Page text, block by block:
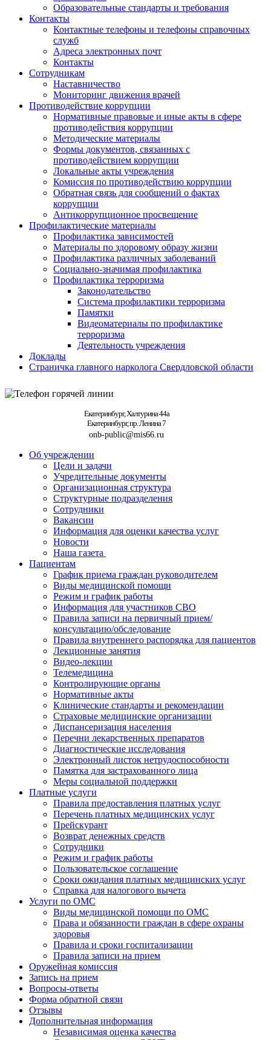
Образовательные стандарты и требования
Контакты
Контактные телефоны и телефоны справочных
служб
Адреса электронных почт
Контакты
Сотрудникам
Наставничество
Мониторинг движения врачей
Противодействие коррупции
Нормативные правовые и иные акты в сфере
противодействия коррупции
Методические материалы
Формы документов, связанных с
противодействием коррупции
Локальные акты учреждения
Комиссия по противодействию коррупции
Обратная связь для сообщений о фактах
коррупции
Антикоррупционное просвещение
Профилактические материалы
Профилактика зависимостей
Материалы по здоровому образу жизни
Профилактика различных заболеваний
Социально-значимая профилактика
Профилактика терроризма
Законодательство
Система профилактики терроризма
Памятки
Видеоматериалы по профилактике
терроризма
Деятельность учреждения
Доклады
Страничка главного нарколога Свердловской области
Екатеринбург, Халтурина 44а
Екатеринбург, пр. Ленина 7
onb-public@mis66.ru
Об учреждении
Цели и задачи
Учредительные документы
Организационная структура
Структурные подразделения
Сотрудники
Вакансии
Информация для оценки качества услуг
Новости
​​Наша газета
Пациентам
График приема граждан руководителем
Виды медицинской помощи
Режим и график работы
Информация для участников СВО
Правила записи на первичный прием/
консультацию/обследование
Правила внутреннего распорядка для пациентов
Лекционные занятия
Видео-лекции
Телемедицина
Контролирующие органы
Нормативные акты
Клинические стандарты и рекомендации
Страховые медицинские организации
Диспансеризация населения
Перечни лекарственных препаратов
Диагностические исследования
Электронный листок нетрудоспособности
Памятка для застрахованного лица
Меры социальной поддержки
Платные услуги
Правила предоставления платных услуг
Перечень платных медицинских услуг
Прейскурант
Возврат денежных средств
Сотрудники
Режим и график работы
Пользовательское соглашение
Сроки ожидания платных медицинских услуг
Справка для налогового вычета
Услуги по ОМС
Виды медицинской помощи по ОМС
Права и обязанности граждан в сфере охраны
здоровья
Правила и сроки госпитализации
Правила записи на прием
Оружейная комиссия
Запись на прием
Вопросы-ответы
Форма обратной связи
Отзывы
Дополнительная информация
Независимая оценка качества